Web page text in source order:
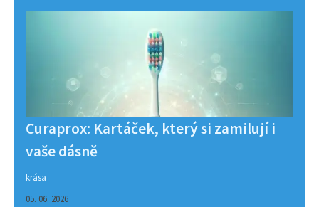
Curaprox: Kartáček, který si zamilují i
vaše dásně
krása
05. 06. 2026